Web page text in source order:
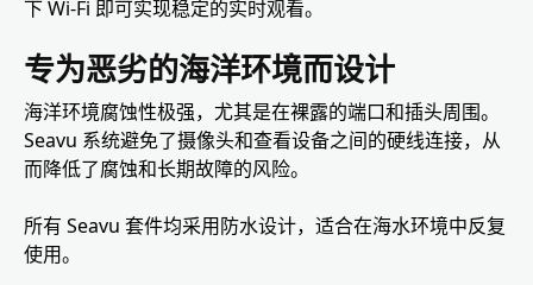
下 Wi-Fi 即可实现稳定的实时观看。
专为恶劣的海洋环境而设计
海洋环境腐蚀性极强，尤其是在裸露的端口和插头周围。
Seavu 系统避免了摄像头和查看设备之间的硬线连接，从
而降低了腐蚀和长期故障的风险。
所有 Seavu 套件均采用防水设计，适合在海水环境中反复
使用。